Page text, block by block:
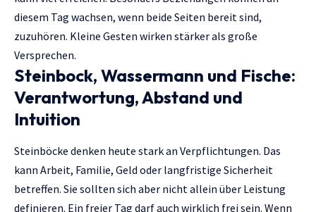
diesem Tag wachsen, wenn beide Seiten bereit sind,
zuzuhören. Kleine Gesten wirken stärker als große
Versprechen.
Steinbock, Wassermann und Fische:
Verantwortung, Abstand und
Intuition
Steinböcke denken heute stark an Verpflichtungen. Das
kann Arbeit, Familie, Geld oder langfristige Sicherheit
betreffen. Sie sollten sich aber nicht allein über Leistung
definieren. Ein freier Tag darf auch wirklich frei sein. Wenn